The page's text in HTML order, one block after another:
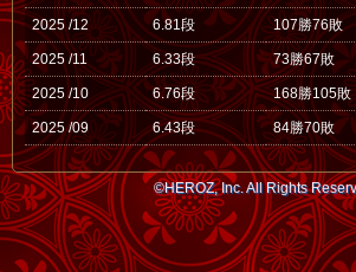
2025 /12 6.81段 107勝76敗
2025 /11 6.33段 73勝67敗
2025 /10 6.76段 168勝105敗
2025 /09 6.43段 84勝70敗
©HEROZ, Inc. All Rights